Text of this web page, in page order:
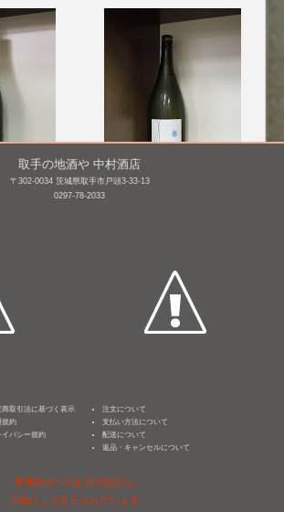
若波 純米大吟醸 [BY27]
取手の地酒や 中村酒店
〒302-0034 茨城県取手市戸頭3-33-13
0297-78-2033
商取引法に基づく表示
規約
イバシー規約
注文について
支払い方法について
配送について
返品・キャンセルについて
未成年者へのお酒の販売は、
法律により禁止されています。